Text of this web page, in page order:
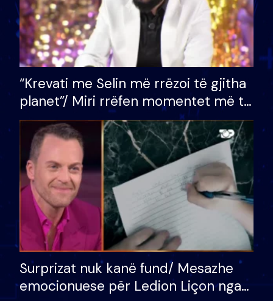
“Krevati me Selin më rrëzoi të gjitha
planet”/ Miri rrëfen momentet më të
bukura në shtëpinë e BB VIP: Do më
mungojë zilja e mëngjesit kur…
Surprizat nuk kanë fund/ Mesazhe
emocionuese për Ledion Liçon nga